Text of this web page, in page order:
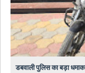
डबवाली पुलिस का बड़ा